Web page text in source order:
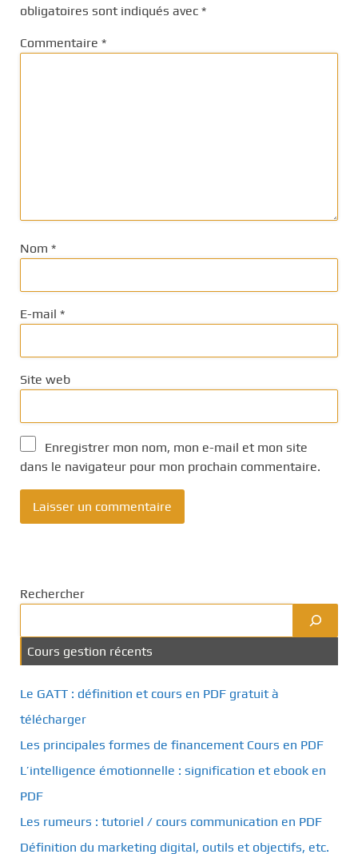
obligatoires sont indiqués avec *
Commentaire *
Nom *
E-mail *
Site web
Enregistrer mon nom, mon e-mail et mon site
dans le navigateur pour mon prochain commentaire.
Rechercher
Cours gestion récents
Le GATT : définition et cours en PDF gratuit à
télécharger
Les principales formes de financement Cours en PDF
L’intelligence émotionnelle : signification et ebook en
PDF
Les rumeurs : tutoriel / cours communication en PDF
Définition du marketing digital, outils et objectifs, etc.